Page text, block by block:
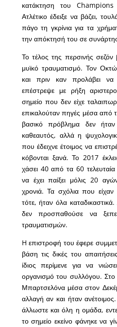
κατάκτηση του
Ατλέτικο έδειξε να βάζει,
πάγο τη γκρίνια για τα
την απόκτησή του σε
Το τέλος της περσινής
μυϊκό τραυματισμό. Τον
και πριν καν προλάβει να
επέστρεψε με ρήξη
σημείο που δεν είχε
επικαλούταν πηγές μέσα από
βασικό πρόβλημα δεν
καθεαυτός, αλλά η
που έδειχνε έτοιμος να
κόβονται ξανά. Το 2017
χάσει 40 από τα 60
να έχει παίξει μόλις 20
χρονιά. Τα σχόλια που
τότε, ήταν όλα
δεν προσπαθούσε να
τραυματισμών.
H επιστροφή του έφερε
βάση τις δικές του
ίδιος περίμενε για να
οργανισμό του συλλόγου.
Μπαρτσελόνα μέσα στον
αλλαγή αν και ήταν
άλλωστε και όλη η ομάδα,
το σημείο εκείνο φάνηκε να